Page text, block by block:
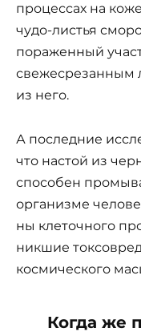
процессах на
чудо-листья
пораженный
свежесрезанным
из него.
А последние
что настой из
способен
организме
ны клеточного
никшие
космического
Когда же